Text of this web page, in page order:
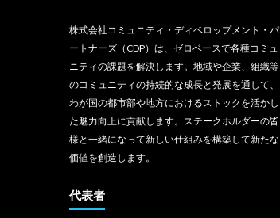
株式会社コミュニティ・ディベロップメント・パ
ートナーズ（CDP）は、ゼロベースで各種コミュ
ニティの課題を解決します。地域や企業、組織等
のコミュニティの持続的な成長と発展を通して、
わが国の都市部や地方におけるストックを活かし
た魅力向上に貢献します。ステークホルダーの皆
様と一緒になって新しい仕組みを構築して新たな
価値を創造します。
代表者